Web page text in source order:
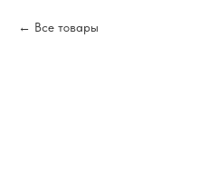
Все товары